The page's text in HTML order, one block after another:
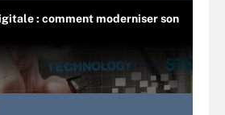
: comment moderniser son